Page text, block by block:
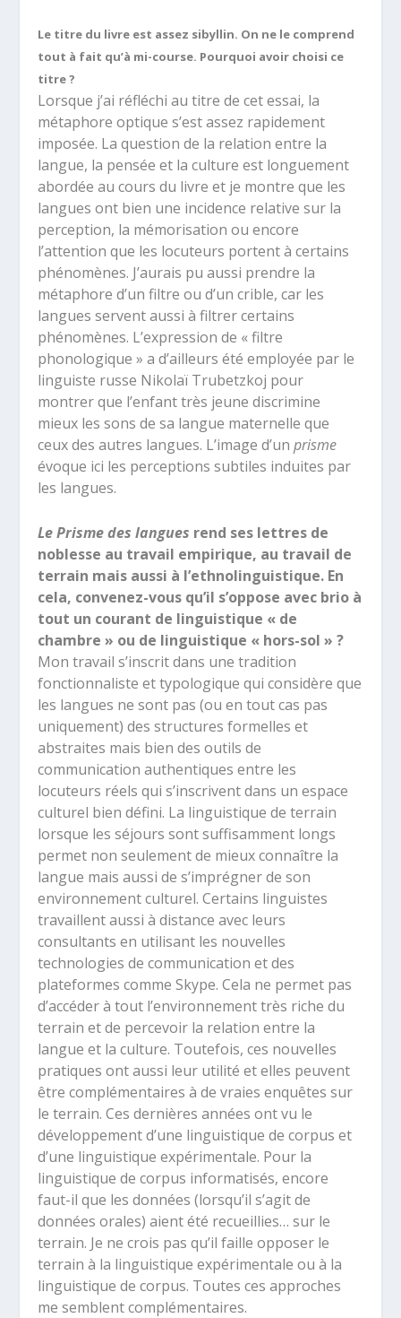
Le titre du livre est assez sibyllin. On ne le comprend
tout à fait qu’à mi-course. Pourquoi avoir choisi ce
titre ?
Lorsque j’ai réfléchi au titre de cet essai, la
métaphore optique s’est assez rapidement
imposée. La question de la relation entre la
langue, la pensée et la culture est longuement
abordée au cours du livre et je montre que les
langues ont bien une incidence relative sur la
perception, la mémorisation ou encore
l’attention que les locuteurs portent à certains
phénomènes. J’aurais pu aussi prendre la
métaphore d’un filtre ou d’un crible, car les
langues servent aussi à filtrer certains
phénomènes. L’expression de « filtre
phonologique » a d’ailleurs été employée par le
linguiste russe Nikolaï Trubetzkoj pour
montrer que l’enfant très jeune discrimine
mieux les sons de sa langue maternelle que
ceux des autres langues. L’image d’un prisme
évoque ici les perceptions subtiles induites par
les langues.
Le Prisme des langues rend ses lettres de
noblesse au travail empirique, au travail de
terrain mais aussi à l’ethnolinguistique. En
cela, convenez-vous qu’il s’oppose avec brio à
tout un courant de linguistique « de
chambre » ou de linguistique « hors-sol » ?
Mon travail s’inscrit dans une tradition
fonctionnaliste et typologique qui considère que
les langues ne sont pas (ou en tout cas pas
uniquement) des structures formelles et
abstraites mais bien des outils de
communication authentiques entre les
locuteurs réels qui s’inscrivent dans un espace
culturel bien défini. La linguistique de terrain
lorsque les séjours sont suffisamment longs
permet non seulement de mieux connaître la
langue mais aussi de s’imprégner de son
environnement culturel. Certains linguistes
travaillent aussi à distance avec leurs
consultants en utilisant les nouvelles
technologies de communication et des
plateformes comme Skype. Cela ne permet pas
d’accéder à tout l’environnement très riche du
terrain et de percevoir la relation entre la
langue et la culture. Toutefois, ces nouvelles
pratiques ont aussi leur utilité et elles peuvent
être complémentaires à de vraies enquêtes sur
le terrain. Ces dernières années ont vu le
développement d’une linguistique de corpus et
d’une linguistique expérimentale. Pour la
linguistique de corpus informatisés, encore
faut-il que les données (lorsqu’il s’agit de
données orales) aient été recueillies… sur le
terrain. Je ne crois pas qu’il faille opposer le
terrain à la linguistique expérimentale ou à la
linguistique de corpus. Toutes ces approches
me semblent complémentaires.